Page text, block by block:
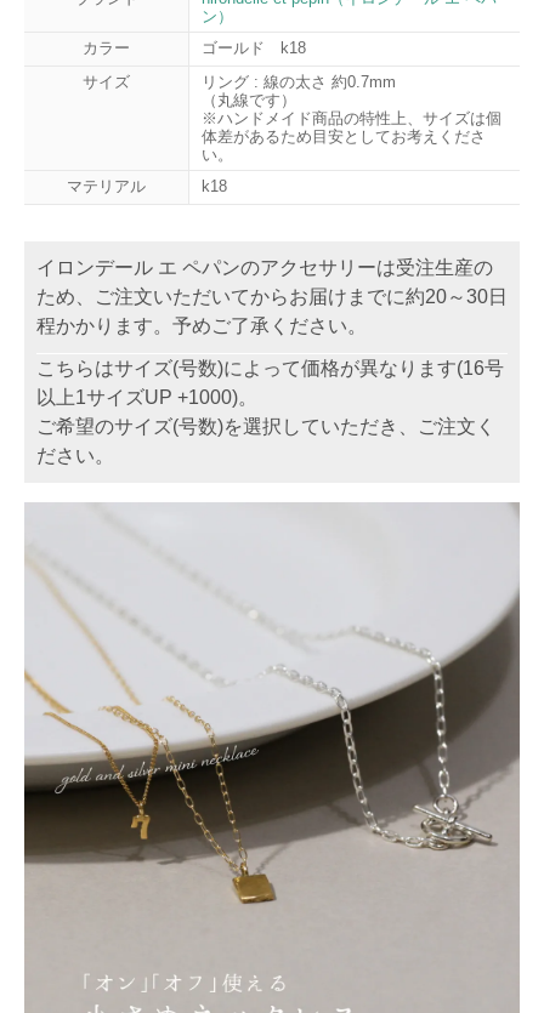
ン）
カラー
ゴールド k18
サイズ
リング : 線の太さ 約0.7mm
（丸線です）
※ハンドメイド商品の特性上、サイズは個
体差があるため目安としてお考えくださ
い。
マテリアル
k18
イロンデール エ ペパンのアクセサリーは受注生産の
ため、ご注文いただいてからお届けまでに約20～30日
程かかります。予めご了承ください。
こちらはサイズ(号数)によって価格が異なります(16号
以上1サイズUP +1000)。
ご希望のサイズ(号数)を選択していただき、ご注文く
ださい。